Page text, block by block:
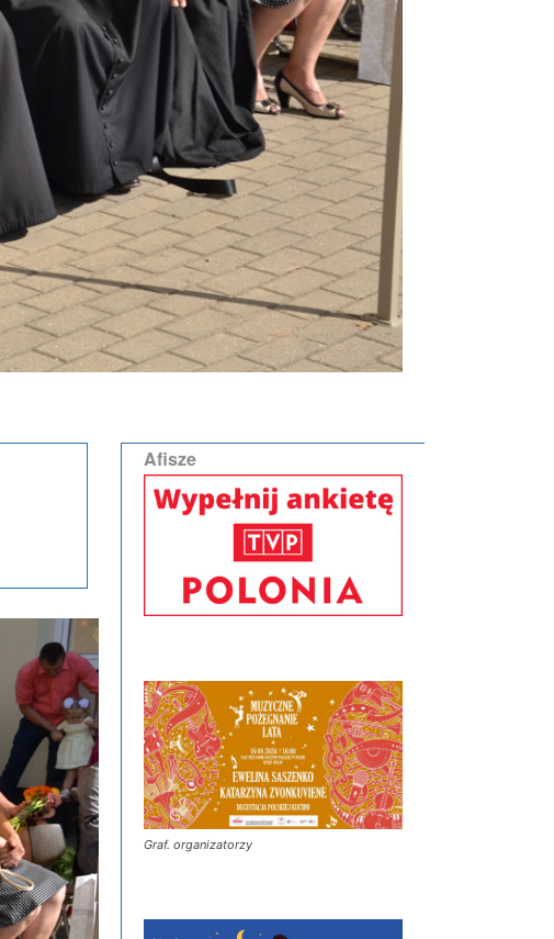
Afisze
Graf. organizatorzy